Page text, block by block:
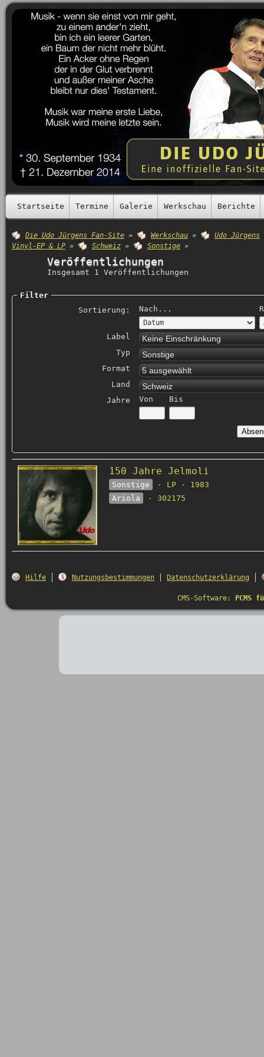
Startseite Termine Galerie Werkschau Berichte
Die Udo Jürgens Fan-Site » Werkschau » Udo Jürgens
Vinyl-EP & LP » Schweiz » Sonstige »
Veröffentlichungen
Insgesamt 1 Veröffentlichungen
Filter
Sortierung:
Nach...
Label Keine Einschränkung
Typ Sonstige
Format 5 ausgewählt
Land Schweiz
Jahre Von Bis
150 Jahre Jelmoli
Sonstige
· LP · 1983
Ariola
· 302175
Hilfe Nutzungsbestimmungen Datenschutzerklärung
CMS-Software: PCMS